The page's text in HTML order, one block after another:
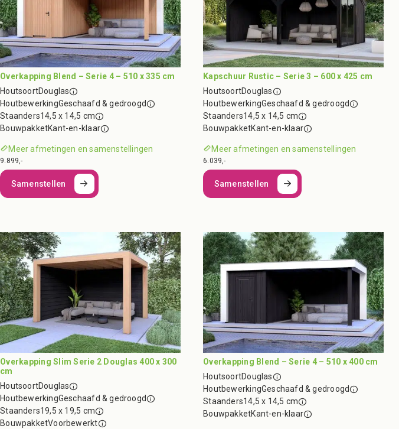
Overkapping Blend – Serie 4 – 510 x 335 cm
HoutsoortDouglas
HoutbewerkingGeschaafd & gedroogd
Staanders14,5 x 14,5 cm
BouwpakketKant-en-klaar
Meer afmetingen en samenstellingen
9.899,-
Samenstellen
Kapschuur Rustic – Serie 3 – 600 x 425 cm
HoutsoortDouglas
HoutbewerkingGeschaafd & gedroogd
Staanders14,5 x 14,5 cm
BouwpakketKant-en-klaar
Meer afmetingen en samenstellingen
6.039,-
Samenstellen
Overkapping Slim Serie 2 Douglas 400 x 300
cm
HoutsoortDouglas
HoutbewerkingGeschaafd & gedroogd
Staanders19,5 x 19,5 cm
BouwpakketVoorbewerkt
Overkapping Blend – Serie 4 – 510 x 400 cm
HoutsoortDouglas
HoutbewerkingGeschaafd & gedroogd
Staanders14,5 x 14,5 cm
BouwpakketKant-en-klaar